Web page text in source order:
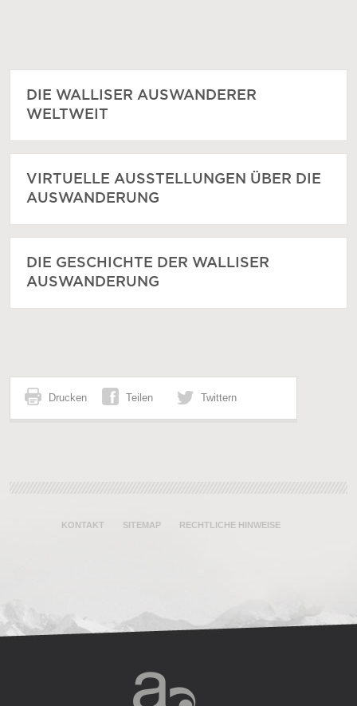
DIE WALLISER AUSWANDERER
WELTWEIT
VIRTUELLE AUSSTELLUNGEN ÜBER DIE
AUSWANDERUNG
DIE GESCHICHTE DER WALLISER
AUSWANDERUNG
Drucken Teilen Twittern
KONTAKT SITEMAP RECHTLICHE HINWEISE